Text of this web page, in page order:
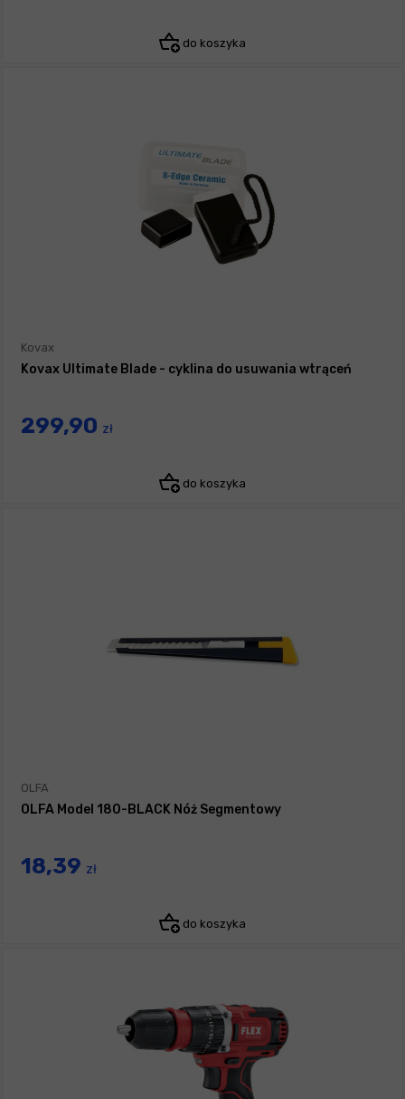
do koszyka
Kovax
Kovax Ultimate Blade - cyklina do usuwania wtrąceń
299,90 zł
do koszyka
OLFA
OLFA Model 180-BLACK Nóż Segmentowy
18,39 zł
do koszyka